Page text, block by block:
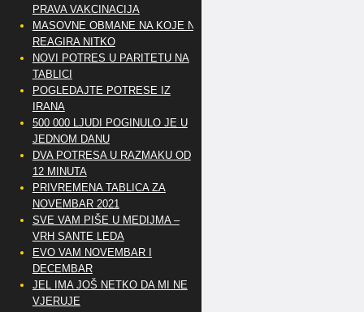
PRAVA VAKCINACIJA
MASOVNE OBMANE NA KOJE NE
REAGIRA NITKO
NOVI POTRES U PARITETU NA
TABLICI
POGLEDAJTE POTRESE IZ
IRANA
500 000 LJUDI POGINULO JE U
JEDNOM DANU
DVA POTRESA U RAZMAKU OD
12 MINUTA
PRIVREMENA TABLICA ZA
NOVEMBAR 2021
SVE VAM PIŠE U MEDIJMA –
VRH SANTE LEDA
EVO VAM NOVEMBAR I
DECEMBAR
JEL IMA JOŠ NETKO DA MI NE
VJERUJE